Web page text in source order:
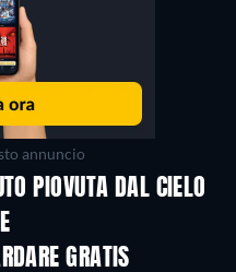
annuncio
PIOVUTA DAL CIELO
GRATIS